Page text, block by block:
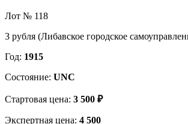
Лот № 118
3 рубля (Либавское городское
Год: 1915
Состояние: UNC
Стартовая цена: 3 500 ₽
Экспертная цена: 4 500